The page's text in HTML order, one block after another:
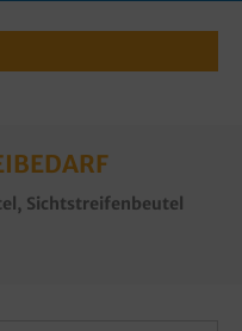
Sichtstreifenbeutel